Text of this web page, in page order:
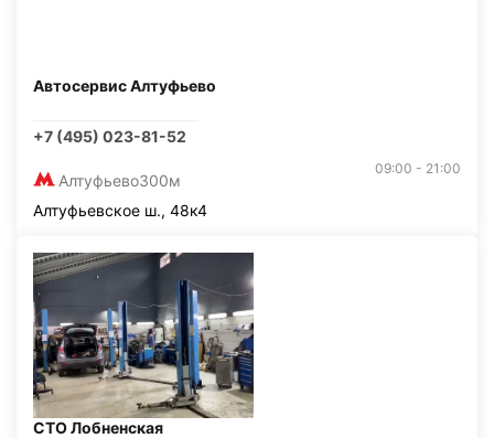
Автосервис Алтуфьево
+7 (495) 023-81-52
Алтуфьево300м
09:00 - 21:00
Алтуфьевское ш., 48к4
СТО Лобненская